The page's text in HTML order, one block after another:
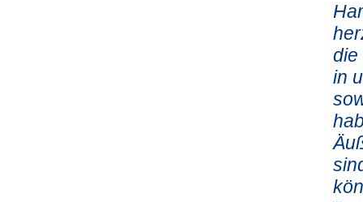
die
in